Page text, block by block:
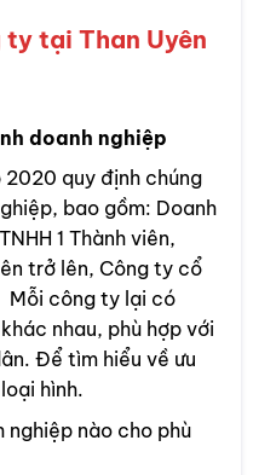
tại Than Uyên
doanh nghiệp
quy định chúng
bao gồm: Doanh
1 Thành viên,
trở lên, Công ty cổ
Mỗi công ty lại có
nhau, phù hợp với
Để tìm hiểu về ưu
hình.
nghiệp nào cho phù